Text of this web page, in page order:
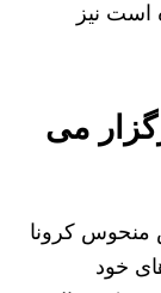
شده است نیز
برگزار می
منحوس کرونا
خود